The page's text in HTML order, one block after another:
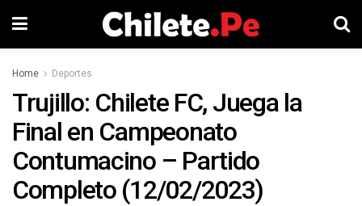
Home Deportes
Trujillo: Chilete FC, Juega la
Final en Campeonato
Contumacino – Partido
Completo (12/02/2023)